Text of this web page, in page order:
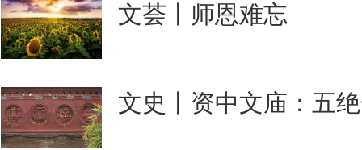
文荟丨师恩难忘
文史丨资中文庙：五